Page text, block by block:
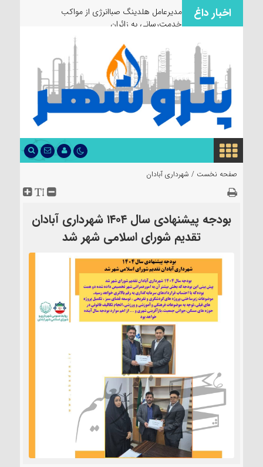
اخبار داغ
مدیرعامل هلدینگ صباانرژی از مواکب
خدمت‌رسانی به زائران و عزادا
صفحه نخست / شهرداری آبادان
بودجه پیشنهادی سال ۱۴۰۴ شهرداری آبادان
تقدیم شورای اسلامی شهر شد